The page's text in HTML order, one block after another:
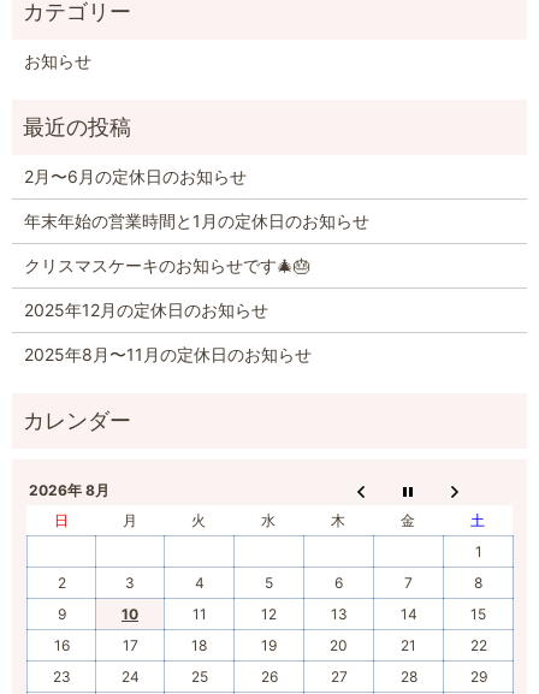
お知らせ
2月〜6月の定休日のお知らせ
年末年始の営業時間と1月の定休日のお知らせ
クリスマスケーキのお知らせです🎄🎂
2025年12月の定休日のお知らせ
2025年8月〜11月の定休日のお知らせ
2026年 8月
日
月 火 水 木 金
土
1
2
3 4 5 6 7
8
9
10 11 12 13 14
15
16
17 18 19 20 21
22
23
24 25 26 27 28 29